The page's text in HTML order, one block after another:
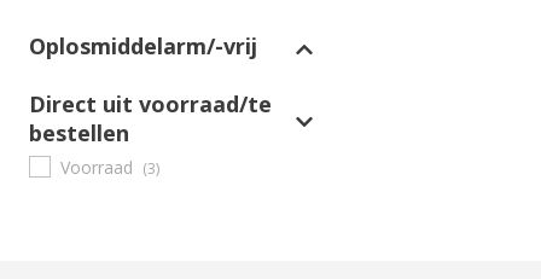
Oplosmiddelarm/-vrij
Direct uit voorraad/te
bestellen
Voorraad (3)